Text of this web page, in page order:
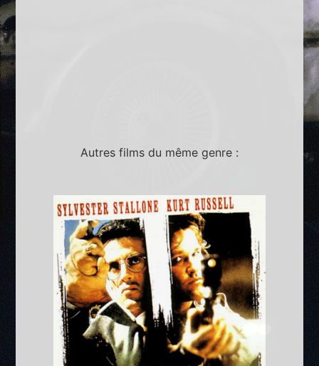
Autres films du même genre :